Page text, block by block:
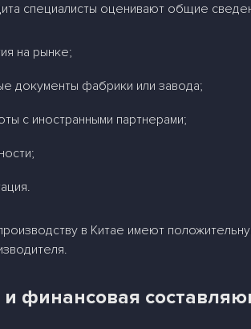
специалисты оценивают общие
на рынке;
документы фабрики или завода;
с иностранными партнерами;
в Китае имеют
и финансовая